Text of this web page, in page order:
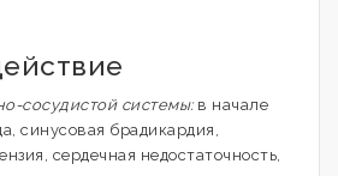
сосудистой системы:в начале
синусовая брадикардия,
сердечная недостаточность,